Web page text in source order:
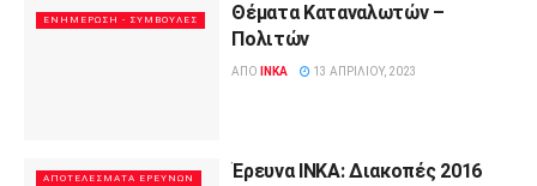
ΕΝΗΜΈΡΩΣΗ - ΣΥΜΒΟΥΛΈΣ
Θέματα Καταναλωτών –
Πολιτών
ΑΠΌ INKA 13 ΑΠΡΙΛΊΟΥ, 2023
ΑΠΟΤΕΛΈΣΜΑΤΑ ΕΡΕΥΝΏΝ Έρευνα INKA: Διακοπές 2016